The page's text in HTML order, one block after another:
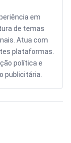
em
de temas
Atua com
plataformas.
política e
publicitária.